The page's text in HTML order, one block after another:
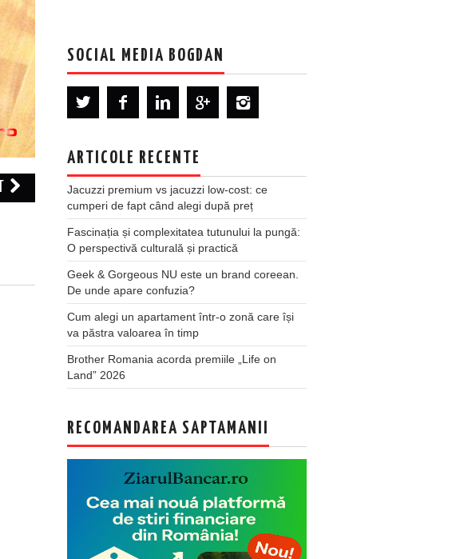
SOCIAL MEDIA BOGDAN
ARTICOLE RECENTE
Jacuzzi premium vs jacuzzi low-cost: ce
cumperi de fapt când alegi după preț
Fascinația și complexitatea tutunului la pungă:
O perspectivă culturală și practică
Geek & Gorgeous NU este un brand coreean.
De unde apare confuzia?
Cum alegi un apartament într-o zonă care își
va păstra valoarea în timp
Brother Romania acorda premiile „Life on
Land” 2026
RECOMANDAREA SAPTAMANII